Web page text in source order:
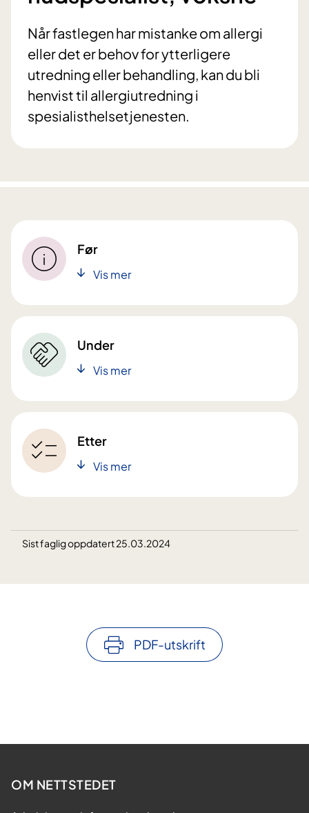
Når fastlegen har mistanke om allergi
eller det er behov for ytterligere
utredning eller behandling, kan du bli
henvist til allergiutredning i
spesialisthelsetjenesten.
Før
Vis mer
Under
Vis mer
Etter
Vis mer
Sist faglig oppdatert 25.03.2024
PDF-utskrift
OM NETTSTEDET